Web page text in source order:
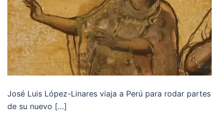
José Luis López-Linares viaja a Perú para rodar partes
de su nuevo […]